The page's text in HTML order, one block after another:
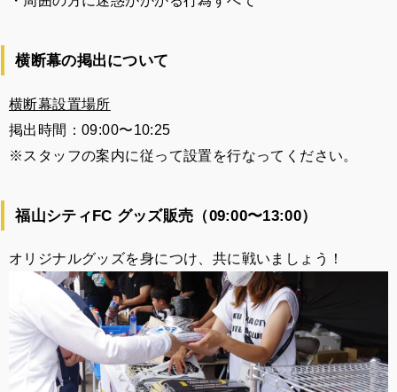
横断幕の掲出について
横断幕設置場所
掲出時間：09:00〜10:25
※スタッフの案内に従って設置を行なってください。
福山シティFC グッズ販売 （09:00〜13:00）
オリジナルグッズを身につけ、共に戦いましょう！